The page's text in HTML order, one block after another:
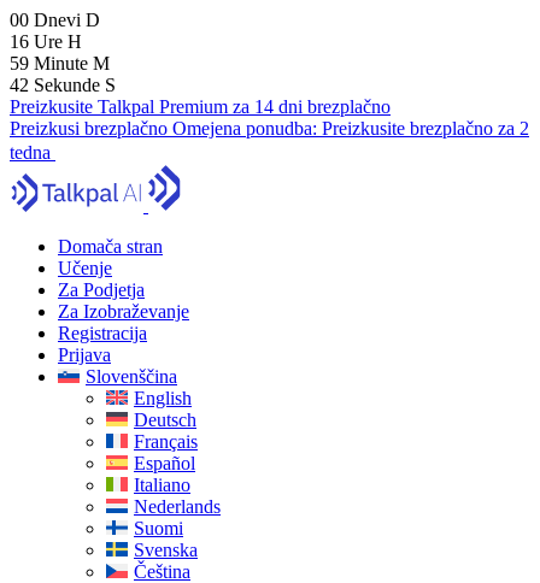
00 Dnevi D
16 Ure H
59 Minute M
41 Sekunde S
Preizkusite Talkpal Premium za 14 dni brezplačno
Preizkusi brezplačno Omejena ponudba: Preizkusite brezplačno za 2
tedna
Domača stran
Učenje
Za Podjetja
Za Izobraževanje
Registracija
Prijava
Slovenščina
English
Deutsch
Français
Español
Italiano
Nederlands
Suomi
Svenska
Čeština